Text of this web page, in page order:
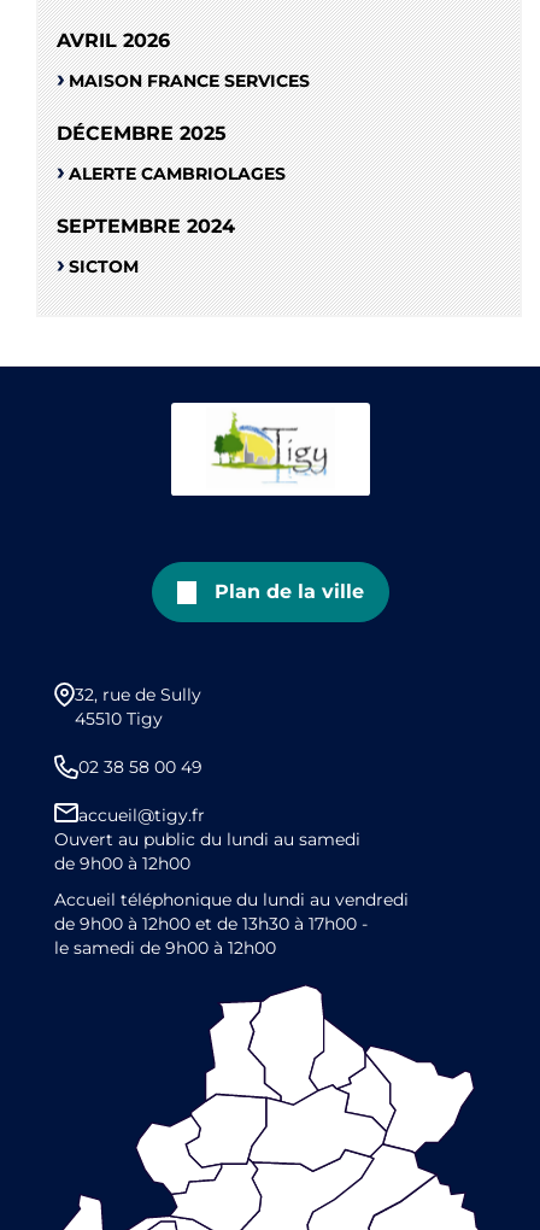
AVRIL 2026
MAISON FRANCE SERVICES
DÉCEMBRE 2025
ALERTE CAMBRIOLAGES
SEPTEMBRE 2024
SICTOM
Plan de la ville
32, rue de Sully
45510 Tigy
02 38 58 00 49
accueil@tigy.fr
Ouvert au public du lundi au samedi
de 9h00 à 12h00
Accueil téléphonique du lundi au vendredi
de 9h00 à 12h00 et de 13h30 à 17h00 -
le samedi de 9h00 à 12h00